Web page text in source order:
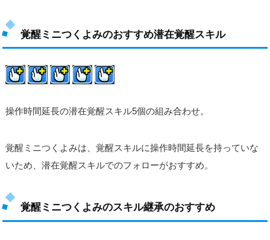
覚醒ミニつくよみのおすすめ潜在覚醒スキル
操作時間延長の潜在覚醒スキル5個の組み合わせ。
覚醒ミニつくよみは、覚醒スキルに操作時間延長を持っていな
いため、潜在覚醒スキルでのフォローがおすすめ。
覚醒ミニつくよみのスキル継承のおすすめ